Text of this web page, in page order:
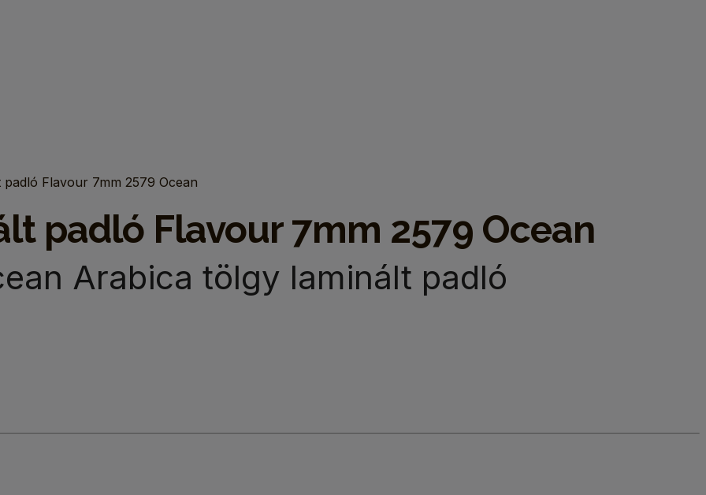
Flavour 7mm 2579 Ocean
padló Flavour 7mm 2579 Ocean
Arabica tölgy laminált padló